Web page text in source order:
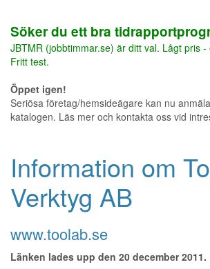
Söker du ett bra
JBTMR (jobbtimmar.se) är ditt val. Lågt pris
Fritt test.
Öppet igen!
Seriösa företag/hemsideägare kan nu
katalogen. Läs mer och kontakta oss vid
Information om
Verktyg AB
www.toolab.se
Länken lades upp den 20 december 2011.